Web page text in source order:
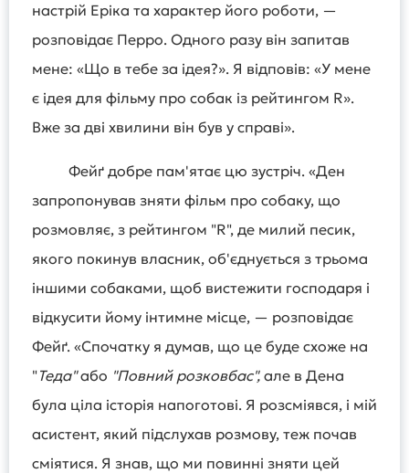
настрій Еріка та характер його роботи, —
розповідає Перро. Одного разу він запитав
мене: «Що в тебе за ідея?». Я відповів: «У мене
є ідея для фільму про собак із рейтингом R».
Вже за дві хвилини він був у справі».
Фейґ добре пам'ятає цю зустріч. «Ден
запропонував зняти фільм про собаку, що
розмовляє, з рейтингом "R", де милий песик,
якого покинув власник, об'єднується з трьома
іншими собаками, щоб вистежити господаря і
відкусити йому інтимне місце, — розповідає
Фейґ. «Спочатку я думав, що це буде схоже на
"Теда"або "Повний розковбас", але в Дена
була ціла історія напоготові. Я розсміявся, і мій
асистент, який підслухав розмову, теж почав
сміятися. Я знав, що ми повинні зняти цей